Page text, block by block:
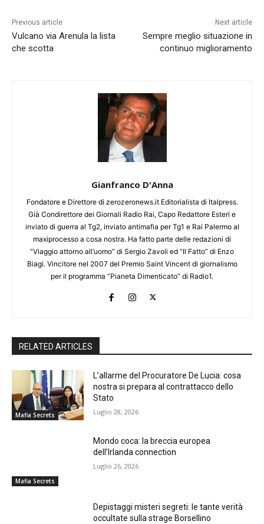
Previous article
Vulcano via Arenula la lista
che scotta
Next article
Sempre meglio situazione in
continuo miglioramento
Gianfranco D'Anna
Fondatore e Direttore di zerozeronews.it Editorialista di Italpress.
Già Condirettore dei Giornali Radio Rai, Capo Redattore Esteri e
inviato di guerra al Tg2, inviato antimafia per Tg1 e Rai Palermo al
maxiprocesso a cosa nostra. Ha fatto parte delle redazioni di
“Viaggio attorno all’uomo” di Sergio Zavoli ed “Il Fatto” di Enzo
Biagi. Vincitore nel 2007 del Premio Saint Vincent di giornalismo
per il programma “Pianeta Dimenticato” di Radio1.
RELATED ARTICLES
Mafia Secrets
L’allarme del Procuratore De Lucia: cosa
nostra si prepara al contrattacco dello
Stato
Luglio 28, 2026
Mafia Secrets
Mondo coca: la breccia europea
dell’Irlanda connection
Luglio 26, 2026
Depistaggi misteri segreti: le tante verità
occultate sulla strage Borsellino